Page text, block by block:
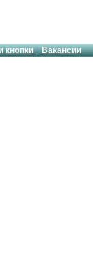
кнопки Вакансии